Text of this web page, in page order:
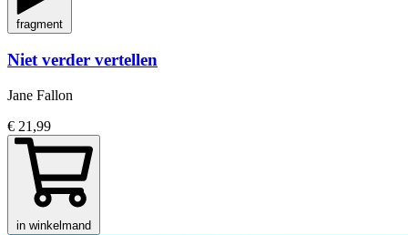
fragment
Niet verder vertellen
Jane Fallon
€ 21,99
in winkelmand